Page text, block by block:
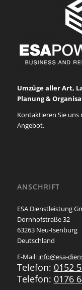
Umzüge aller Art,
Planung &
Kontaktieren Sie
Angebot.
ANSCHRIFT
ESA Dienstleistung
Dornhofstraße 32
63263 Neu-Isenburg
Deutschland
E-Mail: info@esa-
Telefon: 0152
Telefon: 0176